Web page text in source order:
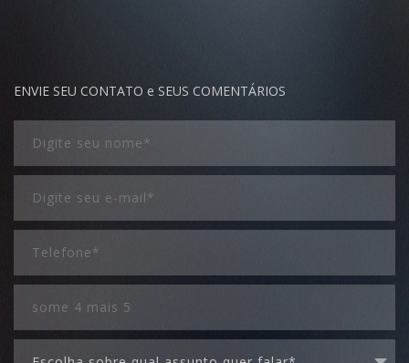
ENVIE SEU CONTATO e SEUS COMENTÁRIOS